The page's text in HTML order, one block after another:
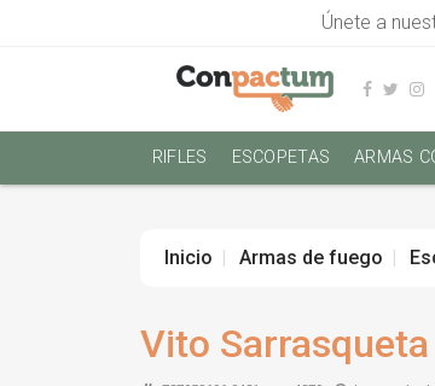
Únete a
RIFLES ESCOPETAS ARMAS
Inicio Armas de fuego
Vito Sarrasqueta